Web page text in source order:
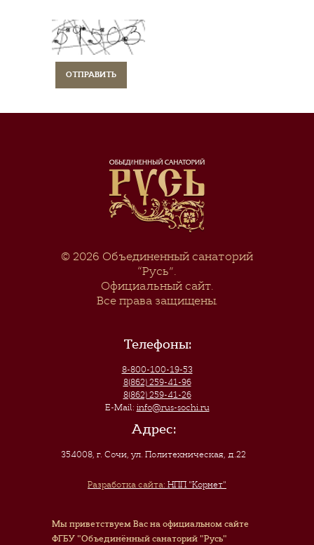
© 2026 Объединенный санаторий
“Русь”.
Официальный сайт.
Все права защищены.
Телефоны:
8-800-100-19-53
8(862) 259-41-96
8(862) 259-41-26
E-Mail: info@rus-sochi.ru
Адрес:
354008, г. Сочи,ул. Политехническая, д.22
Разработка сайта: НПП "Корнет"
Мы приветствуем Вас на официальном сайте
ФГБУ "Объединённый санаторий "Русь"